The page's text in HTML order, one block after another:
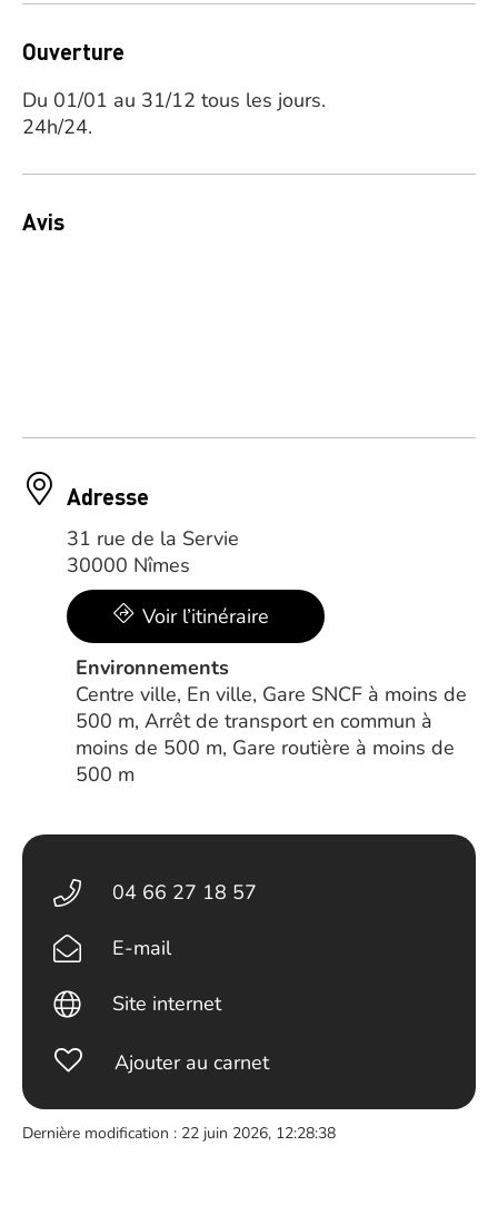
Ouverture
Du 01/01 au 31/12 tous les jours.
24h/24.
Avis
Adresse
31 rue de la Servie
30000 Nîmes
Voir l’itinéraire
Environnements
Centre ville, En ville, Gare SNCF à moins de
500 m, Arrêt de transport en commun à
moins de 500 m, Gare routière à moins de
500 m
04 66 27 18 57
E-mail
Site internet
Ajouter au carnet
Dernière modification : 22 juin 2026, 12:28:38